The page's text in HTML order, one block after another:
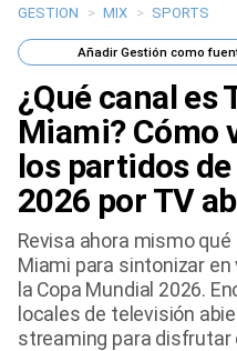
Últimas Noticias
Mi Bolsillo
Respuestas
Gente
Vida Laboral
Tendencias Mix
Sports
GESTION > MIX > SPORTS
AñadirGestión como
¿Qué canal es
Miami? Cómo
los partidos
2026 por TV
Revisa ahora mismo
Miami para sintonizar
la Copa Mundial 2026.
locales de televisión
streaming para disfrutar